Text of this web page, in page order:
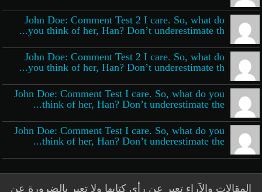
John Doe: Comment Test 2 I care. So, what do
you think of her, Han? Don’t underestimate th...
John Doe: Comment Test 2 I care. So, what do
you think of her, Han? Don’t underestimate th...
John Doe: Comment Test I care. So, what do you
think of her, Han? Don’t underestimate the...
John Doe: Comment Test I care. So, what do you
think of her, Han? Don’t underestimate the...
المقالات والآراء تعبر عن رأي كتابها ولا تعبر بالضرورة عن